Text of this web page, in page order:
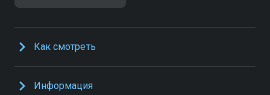
Как смотреть
Информация